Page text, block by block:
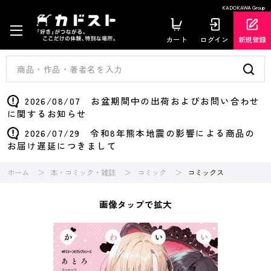
KADOKAWA Group
カート ログイン 新規登録
2026/08/07 お盆期間中の出荷およびお問い合わせ
に関するお知らせ
2026/07/29 令和8年熊本地震の影響による商品の
お届け遅延につきまして
ホーム 本・コミック・雑誌 コミック コミックス
画像タップで拡大